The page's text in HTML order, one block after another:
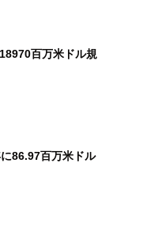
百万米ドル規
86.97百万米ドル